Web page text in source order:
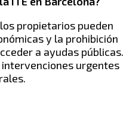
propietarios pueden
y la prohibición
a ayudas públicas.
urgentes